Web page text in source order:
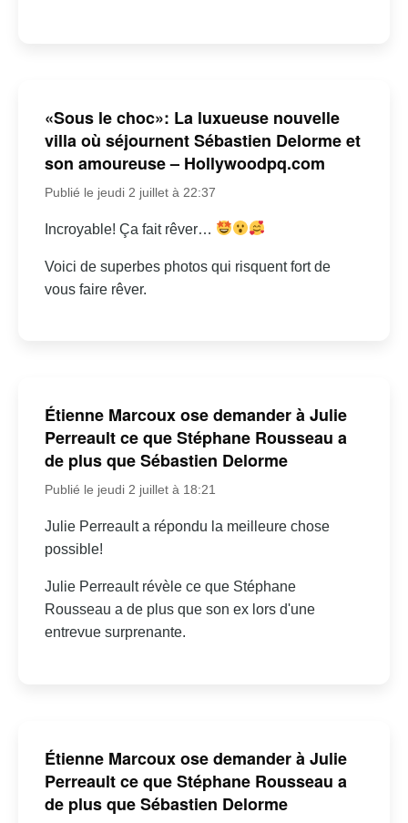
«Sous le choc»: La luxueuse nouvelle
villa où séjournent Sébastien Delorme et
son amoureuse – Hollywoodpq.com
Publié le jeudi 2 juillet à 22:37
Incroyable! Ça fait rêver…
Voici de superbes photos qui risquent fort de
vous faire rêver.
Étienne Marcoux ose demander à Julie
Perreault ce que Stéphane Rousseau a
de plus que Sébastien Delorme
Publié le jeudi 2 juillet à 18:21
Julie Perreault a répondu la meilleure chose
possible!
Julie Perreault révèle ce que Stéphane
Rousseau a de plus que son ex lors d'une
entrevue surprenante.
Étienne Marcoux ose demander à Julie
Perreault ce que Stéphane Rousseau a
de plus que Sébastien Delorme